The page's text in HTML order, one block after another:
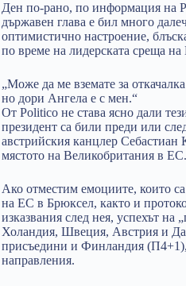
Ден по-рано, по информация на
държавен глава е бил много
оптимистично настроение,
по време на лидерската среща
„Може да ме вземате за
но дори Ангела е с мен.“
От Politico не става ясно дали
президент са били преди или
австрийския канцлер Себастиан
мястото на Великобритания в ЕС.
Ако отместим емоциите, които
на ЕС в Брюксел, както и
изказвания след нея, успехът на
Холандия, Швеция, Австрия и
присъедини и Финландия
направления.